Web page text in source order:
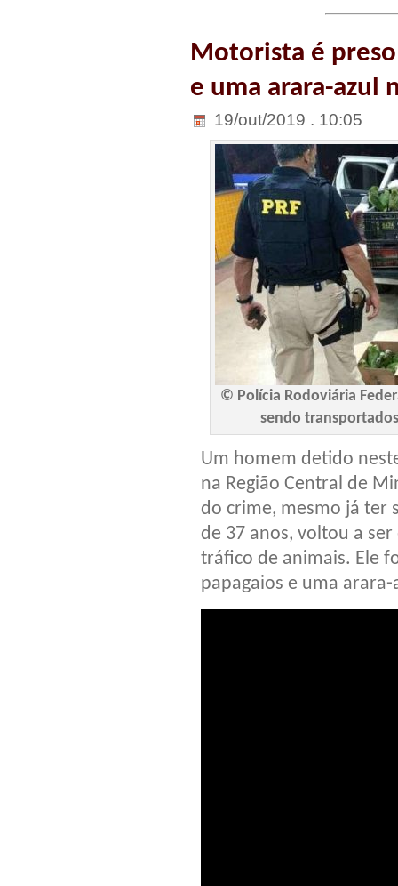
Motorista é
e uma arara-azul
19/out/2019 . 10:05
© Polícia Rodoviária
sendo
Um homem detido
na Região Central de
do crime, mesmo já ter
de 37 anos, voltou a
tráfico de animais. Ele
papagaios e uma arara-